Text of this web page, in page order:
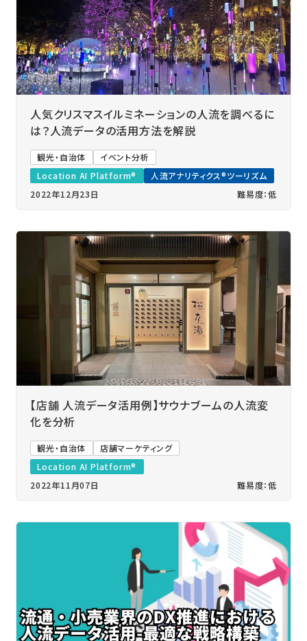
人気クリスマスイルミネーションの人流を調べるに
は？人流データの活用方法を解説
観光・自治体
イベント分析
Location AI Platform®
人流アナリティクス®ツーリズム
2022年12月23日
難易度：低
【店舗 人流データ活用例】サウナブームの人流変
化を分析
観光・自治体
店舗マーケティング
Location AI Platform®
2022年11月07日
難易度：低